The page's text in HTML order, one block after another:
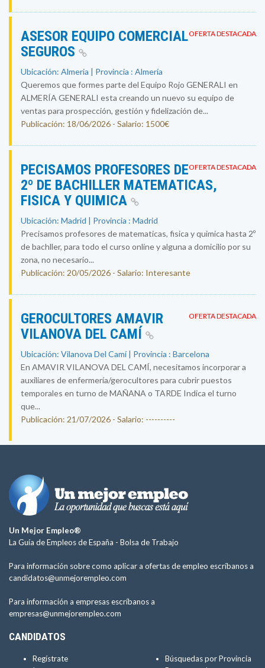
OFERTA DESTACADA
ASESOR EQUIPO COMERCIAL
SEGUROS
Ubicación: Almeria | Provincia : Almería
Queremos que formes parte del Equipo Rojo GENERALI en
ALMERÍA GENERALI esta creando un nuevo su equipo de
ventas para prospección, gestión y fidelización de...
Publicación: 18/06/2026 - Salario: 1500€
OFERTA DESTACADA
PECISAMOS PROFESORES DE
2º DE BACHILLER MATEMATICAS,
FISICA Y QUIMICA
Ubicación: Madrid | Provincia : Madrid
Precisamos profesores de matematicas, fisica y quimica hasta 2º
de bachller, para todo el curso online y alguna a domicilio por su
zona, no necesario...
Publicación: 20/05/2026 - Salario: Interesante
OFERTA DESTACADA
GEROCULTORES AMAVIR
VILANOVA DEL CAMÍ
Ubicación: Vilanova Del Camí | Provincia : Barcelona
En AMAVIR VILANOVA DEL CAMÍ, necesitamos incorporar a
auxiliares de enfermería/gerocultores para cubrir puestos
temporales en turno de MAÑANA o TARDE Indica el turno
que...
Publicación: 21/07/2026 - Salario: ----------
Un Mejor Empleo®
La Guía de Empleos de España - Bolsa de Trabajo
Para información sobre como aplicar a ofertas de empleo escríbanos a
candidatos@unmejorempleo.com
Para información a empresas escríbanos a
empresas@unmejorempleo.com
CANDIDATOS
Regístrate
Búsquedas por Provincia